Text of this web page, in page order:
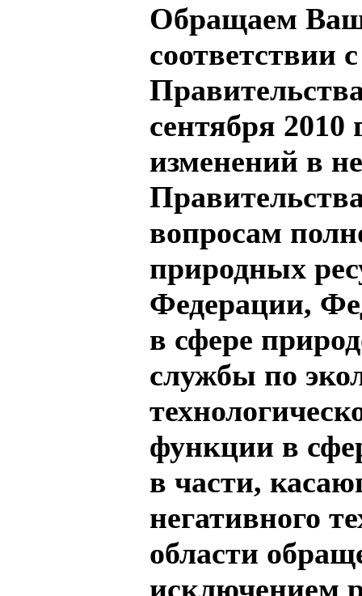
Обращаем
соответствии
сентября
изменений в
вопросам
природных
Федерации,
в сфере
службы по
функции в
в части,
негативного
области
исключением